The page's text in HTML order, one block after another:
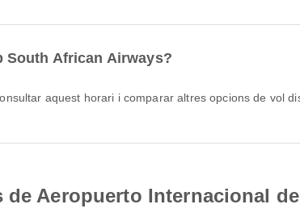
South African Airways?
Aeropuerto Internacional de